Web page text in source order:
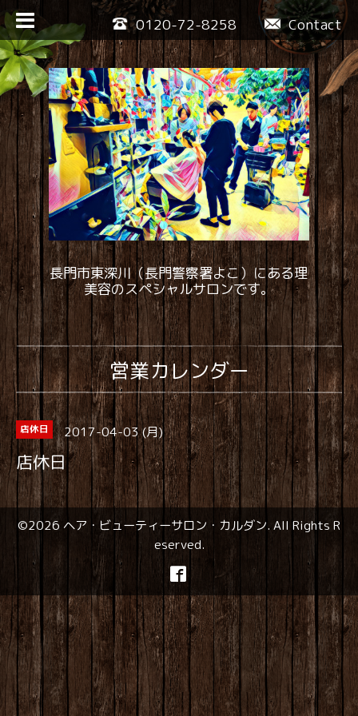
Contact
0120-72-8258
長門市東深川（長門警察署よこ）にある理
美容のスペシャルサロンです。
営業カレンダー
店休日 2017-04-03 (月)
店休日
©2026 ヘア・ビューティーサロン・カルダン. All Rights R
eserved.